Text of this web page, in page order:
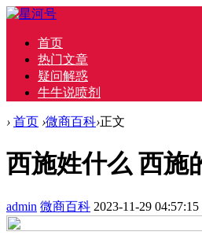
首页
热门文章
疑问解惑
牛牛说喷剂
› 首页 ›微商百科›正文
西施姓什么 西施
admin 微商百科 2023-11-29 04:57:15